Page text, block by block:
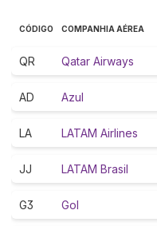
CÓDIGO COMPANHIA AÉREA
QR Qatar Airways
AD Azul
LA LATAM Airlines
JJ LATAM Brasil
G3 Gol